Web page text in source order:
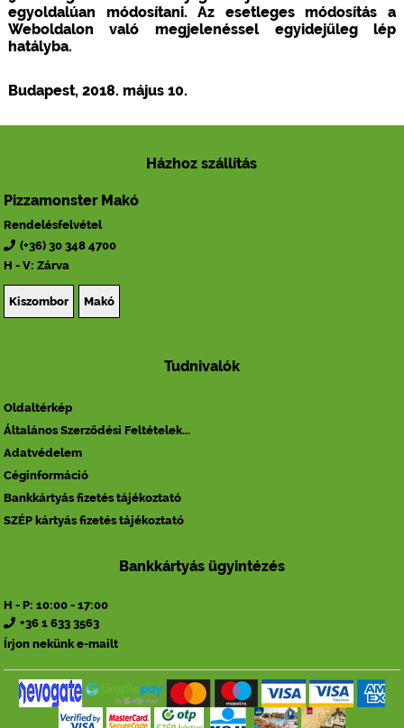
egyoldalúan módosítani. Az esetleges módosítás a
Weboldalon való megjelenéssel egyidejűleg lép
hatályba.
Budapest, 2018. május 10.
Házhoz szállítás
Pizzamonster Makó
Rendelésfelvétel
(+36) 30 348 4700
H - V: Zárva
Kiszombor Makó
Tudnivalók
Oldaltérkép
Általános Szerződési Feltételek...
Adatvédelem
Céginformáció
Bankkártyás fizetés tájékoztató
SZÉP kártyás fizetés tájékoztató
Bankkártyás ügyintézés
H - P: 10:00 - 17:00
+36 1 633 3563
Írjon nekünk e-mailt